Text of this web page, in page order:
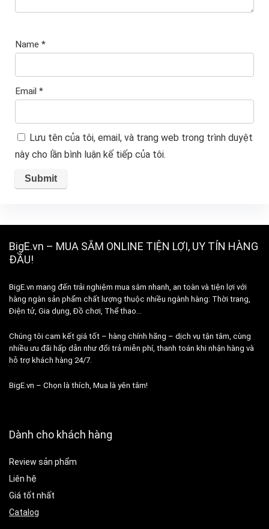
Name *
Email *
Lưu tên của tôi, email, và trang web trong trình duyệt
này cho lần bình luận kế tiếp của tôi.
BigE.vn – MUA SẮM ONLINE TIỆN LỢI, UY TÍN HÀNG
ĐẦU!
BigE.vn mang đến trải nghiệm mua sắm nhanh, an toàn và tiện lợi với
hàng ngàn sản phẩm chất lượng thuộc nhiều ngành hàng: Thời trang,
Điện tử, Gia dụng, Đồ chơi, Thể thao…
Chúng tôi cam kết giá tốt – hàng chính hãng – dịch vụ tận tâm, cùng
nhiều ưu đãi hấp dẫn như đổi trả miễn phí, thanh toán khi nhận hàng và
hỗ trợ khách hàng 24/7.
BigE.vn – Chọn là thích, Mua là yên tâm!
Dành cho khách hàng
Review sản phẩm
Liên hệ
Giá tốt nhất
Catalog